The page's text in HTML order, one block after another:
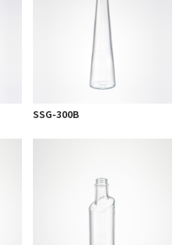
SSG-300B